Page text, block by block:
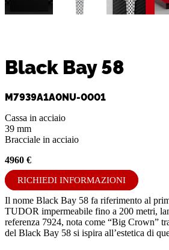
Black Bay 58
M7939A1A0NU-0001
Cassa in acciaio
39 mm
Bracciale in acciaio
4960 €
RICHIEDI INFORMAZIONI
Il nome Black Bay 58 fa riferimento al
TUDOR impermeabile fino a 200 metri,
referenza 7924, nota come “Big Crown”
del Black Bay 58 si ispira all’estetica di